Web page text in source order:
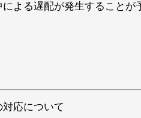
よる遅配が発生することが
応について